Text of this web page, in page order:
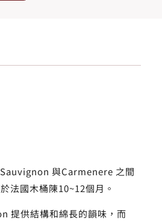
與Carmenere 之間
法國木桶陳10~12個月。
提供結構和綿長的韻味，而